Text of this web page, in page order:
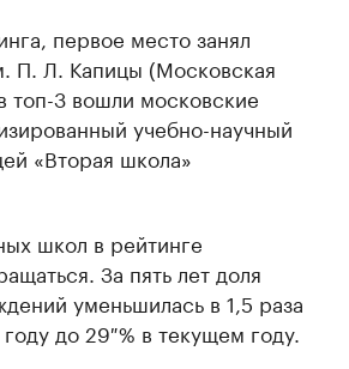
первое место занял
П. Л. Капицы (Московская
топ-3 вошли московские
учебно-научный
«Вторая школа»
школ в рейтинге
За пять лет доля
уменьшилась в 1,5 раза
до 29 % в текущем году.